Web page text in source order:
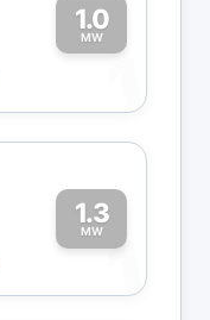
1.0
MW
1
1.3
MW1